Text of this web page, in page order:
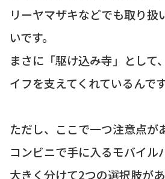
リーヤマザキなどでも取り扱
いです。
まさに「駆け込み寺」として
イフを支えてくれているんです
ただし、ここで一つ注意点が
コンビニで手に入るモバイル
大きく分けて2つの選択肢があ